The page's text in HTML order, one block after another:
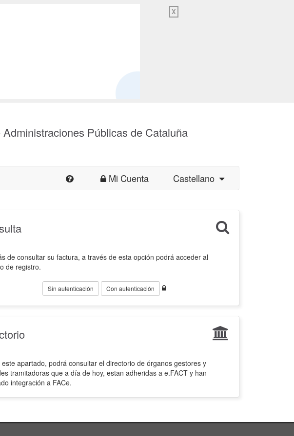
X
Públicas de Cataluña
Mi Cuenta Castellano
de consultar su factura, a través de esta opción podrá acceder al
de registro.
Sin autenticación Con autenticación
este apartado, podrá consultar el directorio de órganos gestores y
tramitadoras que a día de hoy, estan adheridas a e.FACT y han
integración a FACe.